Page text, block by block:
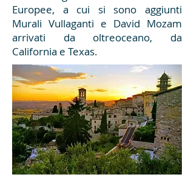
Europee, a cui si sono aggiunti
Murali Vullaganti e David Mozam
arrivati da oltreoceano, da
California e Texas.